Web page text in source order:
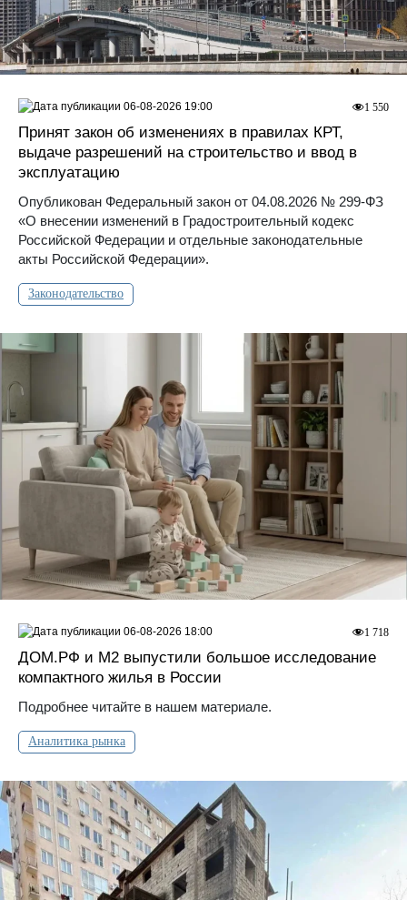
Принят закон об изменениях в правилах КРТ,
выдаче разрешений на строительство и ввод в
эксплуатацию
Опубликован Федеральный закон от 04.08.2026 № 299-ФЗ
«О внесении изменений в Градостроительный кодекс
Российской Федерации и отдельные законодательные
акты Российской Федерации».
Законодательство
1 550
06-08-2026 19:00
ДOМ.PФ и М2 выпустили большое исследование
компактного жилья в России
Подробнее читайте в нашем материале.
Аналитика рынка
1 718
06-08-2026 18:00